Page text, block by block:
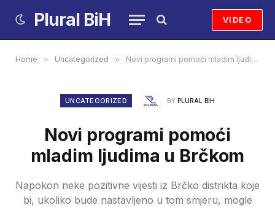
Plural BiH VIDEO
Home » Uncategorized » Novi programi pomoći mladim ljudima u Brčkom
UNCATEGORIZED BY PLURAL BIH
Novi programi pomoći
mladim ljudima u Brčkom
Napokon neke pozitivne vijesti iz Brčko distrikta koje
bi, ukoliko bude nastavljeno u tom smjeru, mogle